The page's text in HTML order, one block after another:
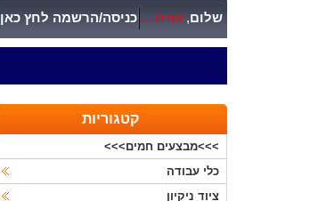
שלום, אורח ... כניסה/הרשמה לחץ כאן
קטגוריות
>>>מבצעים חמים>>>
כלי עבודה
ציוד ניקיון